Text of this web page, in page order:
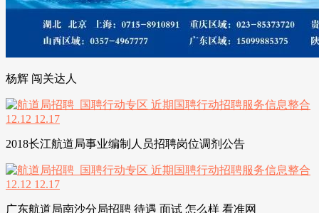
杨辉 闯关达人
2018长江航道局事业编制人员招聘岗位调剂公告
广东航道局南沙分局招聘 待遇 面试 怎么样 看准网